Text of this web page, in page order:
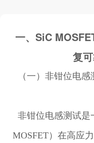
一、SiC
复
（一） 非钳位电感
非钳位电感测试是
MOSFET）在高应